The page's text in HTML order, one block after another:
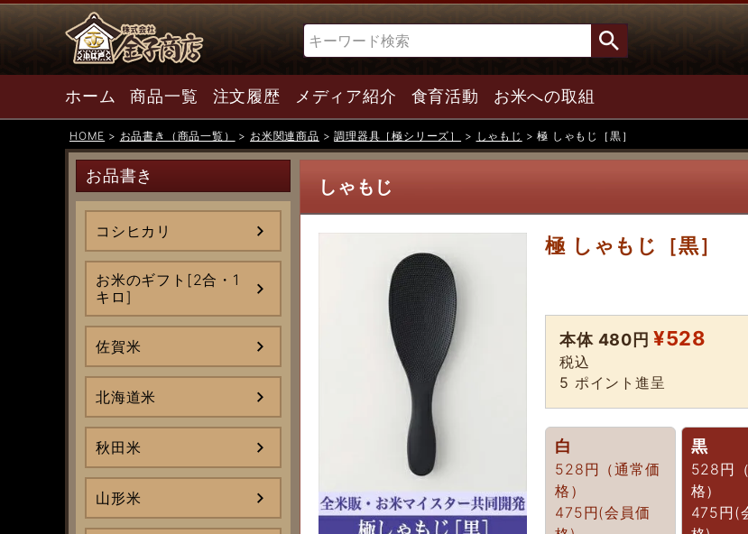
検索
ホーム 商品一覧 注文履歴 メディア紹介 食育活動 お米への取組
HOME お品書き（商品一覧） お米関連商品 調理器具［極シリーズ］ しゃもじ 極 しゃもじ［黒］
お品書き
コシヒカリ
お米のギフト[2合・1
キロ]
佐賀米
北海道米
秋田米
山形米
しゃもじ
極 しゃもじ［黒］
本体 480円 ¥528
税込
5 ポイント進呈
白
528円（通常価
格）
475円(会員価
黒
528円
格）
475円(